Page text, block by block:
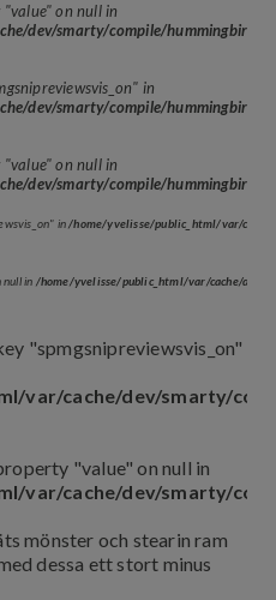
on null in
dev/smarty/compile/
in
dev/smarty/compile/
on null in
dev/smarty/compile/
in/home/yvelisse/public_html/var/
in /home/yvelisse/public_html/var/cache/dev/
"spmgsnipreviewsvis_on"
var/cache/dev/smarty/
"value" on null in
var/cache/dev/smarty/
mönster och stearin ram
dessa ett stort minus